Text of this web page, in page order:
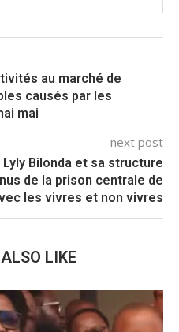
au marché de
causés par les
mai
next post
Lyly Bilonda et sa structure
de la prison centrale de
les vivres et non vivres
LIKE